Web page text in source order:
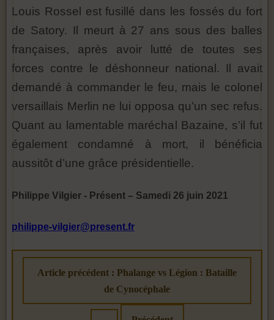
Louis Rossel est fusillé dans les fossés du fort
de Satory. Il meurt à 27 ans sous des balles
françaises, après avoir lutté de toutes ses
forces contre le déshonneur national. Il avait
demandé à commander le feu, mais le colonel
versaillais Merlin ne lui opposa qu’un sec refus.
Quant au lamentable maréchal Bazaine, s’il fut
également condamné à mort, il bénéficia
aussitôt d’une grâce présidentielle.
Philippe Vilgier - Présent – Samedi 26 juin 2021
philippe-vilgier@present.fr
Article précédent : Phalange vs Légion : Bataille
de Cynocéphale